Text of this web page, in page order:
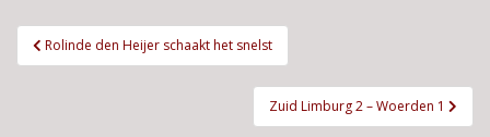
Bericht
navigatie
Rolinde den Heijer schaakt het snelst
Zuid Limburg 2 – Woerden 1